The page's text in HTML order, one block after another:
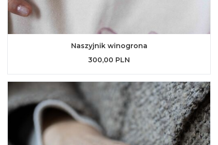
Naszyjnik winogrona
300,00 PLN